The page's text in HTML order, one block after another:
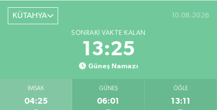
KÜTAHYA 10.08.2026
SONRAKI VAKTE KALAN
13:24
Güneş Namazı
İMSAK
04:25
GÜNEŞ
06:01
ÖĞLE
13:11